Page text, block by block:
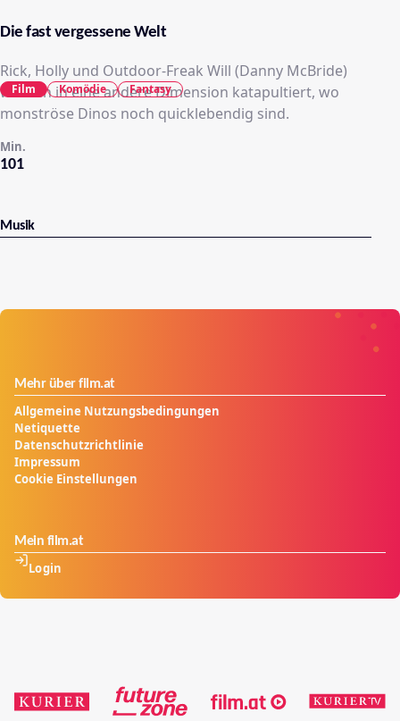
Die fast vergessene Welt
Rick, Holly und Outdoor-Freak Will (Danny McBride)
werden in eine andere Dimension katapultiert, wo
monströse Dinos noch quicklebendig sind.
101
Min.
Film Komödie Fantasy
Musik
Mehr über film.at
Allgemeine Nutzungsbedingungen
Netiquette
Datenschutzrichtlinie
Impressum
Cookie Einstellungen
Mein film.at
Login